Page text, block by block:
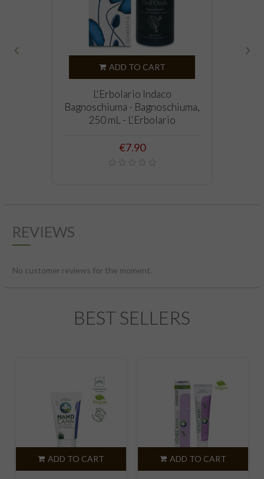
ADD TO CART
L'Erbolario Indaco
Bagnoschiuma - Bagnoschiuma,
250 mL - L'Erbolario
Price
€7.90
REVIEWS
No customer reviews for the moment.
BEST SELLERS
ADD TO CART ADD TO CART